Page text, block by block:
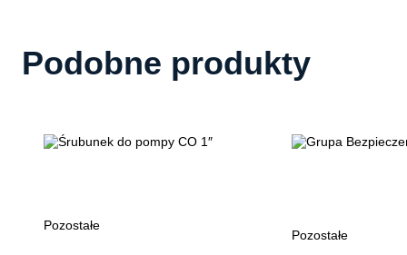
Podobne produkty
Pozostałe
Pozostałe